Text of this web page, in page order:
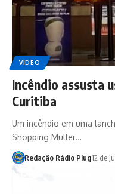
VIDEO
Incêndio assusta
Curitiba
Um incêndio em uma
Shopping Muller…
Redação Rádio Plug12 de